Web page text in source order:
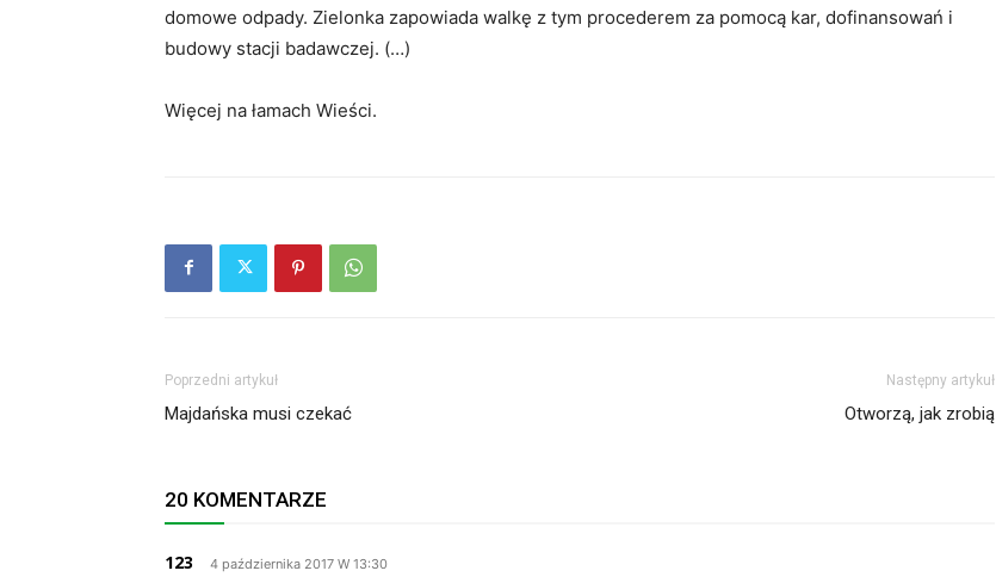
domowe odpady. Zielonka zapowiada walkę z tym procederem za pomocą kar, dofinansowań i
budowy stacji badawczej. (…)
Więcej na łamach Wieści.
Poprzedni artykuł
Majdańska musi czekać
Następny artykuł
Otworzą, jak zrobią
20 KOMENTARZE
123 4 października 2017 W 13:30